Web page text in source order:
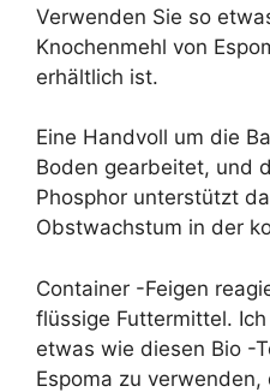
Verwenden Sie so
Knochenmehl von
erhältlich ist.
Eine Handvoll um die
Boden gearbeitet, und
Phosphor unterstützt
Obstwachstum in der
Container -Feigen
flüssige Futtermittel.
etwas wie diesen Bio -
Espoma zu